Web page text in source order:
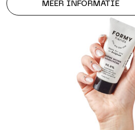
MEER INFORMATIE